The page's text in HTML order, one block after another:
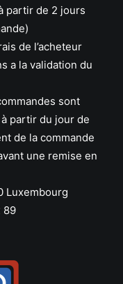
partir de 2 jours
de l’acheteur
a la validation du
sont
partir du jour de
de la commande
une remise en
Luxembourg
89